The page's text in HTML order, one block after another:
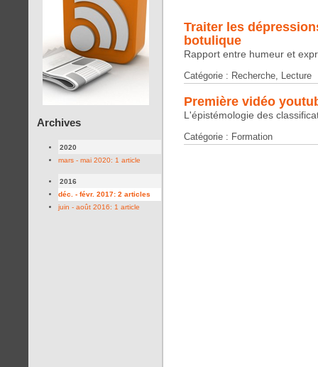
Archives
2020
mars - mai 2020: 1 article
2016
déc. - févr. 2017: 2 articles
juin - août 2016: 1 article
Traiter les
botulique
Rapport entre humeur et
Catégorie : Recherche, Lecture
Première vidéo
L'épistémologie des
Catégorie : Formation